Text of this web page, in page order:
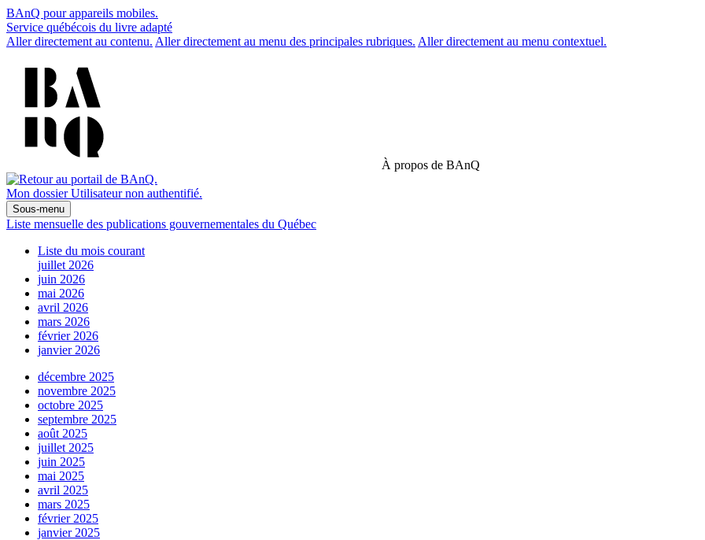
BAnQ pour appareils mobiles.
Service québécois du livre adapté
Aller directement au contenu. Aller directement au menu des principales rubriques. Aller directement au menu contextuel.
À propos de BAnQ
Mon dossier Utilisateur non authentifié.
Sous-menu
Liste mensuelle des publications gouvernementales du Québec
Liste du mois courant
juillet 2026
juin 2026
mai 2026
avril 2026
mars 2026
février 2026
janvier 2026
décembre 2025
novembre 2025
octobre 2025
septembre 2025
août 2025
juillet 2025
juin 2025
mai 2025
avril 2025
mars 2025
février 2025
janvier 2025